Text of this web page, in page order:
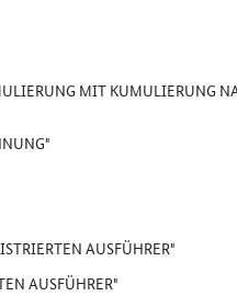
MIT KUMULIERUNG
AUSFÜHRER"
AUSFÜHRER"